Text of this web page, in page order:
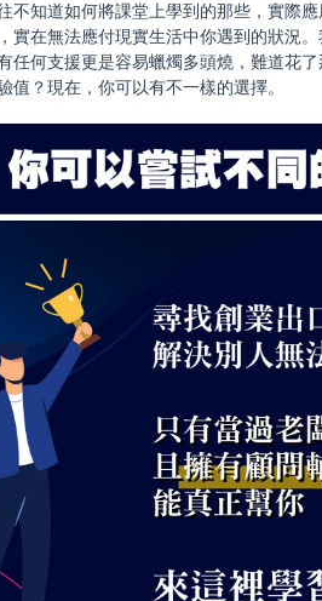
不知道如何將課堂上學到的那些，實際
實在無法應付現實生活中你遇到的狀況
任何支援更是容易蠟燭多頭燒，難道花
值？現在，你可以有不一樣的選擇。